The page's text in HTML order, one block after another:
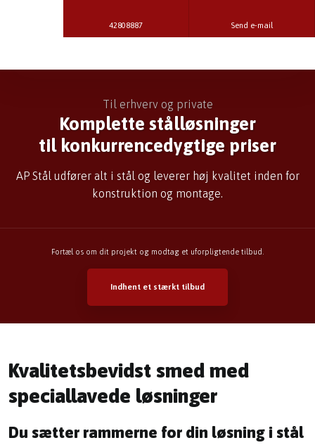
42808887 Send e-mail
Til erhverv og private​
Komplette stålløsninger
​til konkurrencedygtige priser
AP Stål udfører alt i stål og leverer høj kvalitet inden for
konstruktion og montage.
Fortæl os om dit projekt og modtag et uforpligtende tilbud.
Indhent et stærkt tilbud
Kvalitetsbevidst smed med
speciallavede løsninger
Du sætter rammerne for din løsning i stål